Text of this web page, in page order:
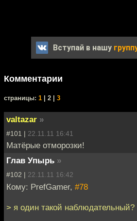
Вступай в нашу
Комментарии
cтраницы: 1 | 2 | 3
valtazar »
#101 | 22.11.11 16:41
Матёрые отморозки!
Глав Упырь »
#102 | 22.11.11 16:42
Кому: PrefGamer, #78
> я один такой наблюдательный?